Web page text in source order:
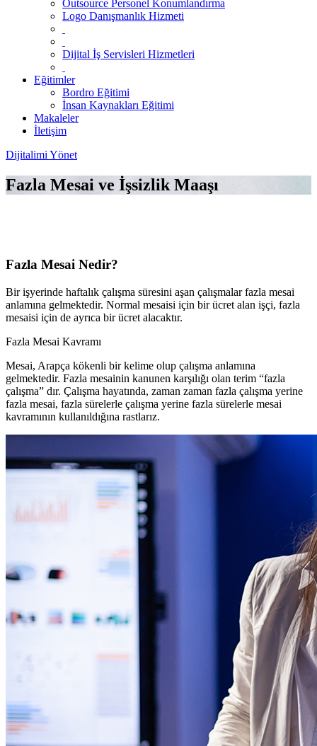
Outsource Personel Konumlandırma
Logo Danışmanlık Hizmeti
Dijital İş Servisleri Hizmetleri
Eğitimler
Bordro Eğitimi
İnsan Kaynakları Eğitimi
Makaleler
İletişim
Dijitalimi Yönet
Fazla Mesai ve İşsizlik Maaşı
Fazla Mesai Nedir?
Bir işyerinde haftalık çalışma süresini aşan çalışmalar fazla mesai
anlamına gelmektedir. Normal mesaisi için bir ücret alan işçi, fazla
mesaisi için de ayrıca bir ücret alacaktır.
Fazla Mesai Kavramı
Mesai, Arapça kökenli bir kelime olup çalışma anlamına
gelmektedir. Fazla mesainin kanunen karşılığı olan terim “fazla
çalışma” dır. Çalışma hayatında, zaman zaman fazla çalışma yerine
fazla mesai, fazla sürelerle çalışma yerine fazla sürelerle mesai
kavramının kullanıldığına rastlarız.